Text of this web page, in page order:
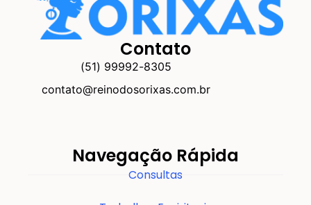
Contato
(51) 99992-8305
contato@reinodosorixas.com.br
Navegação Rápida
Consultas